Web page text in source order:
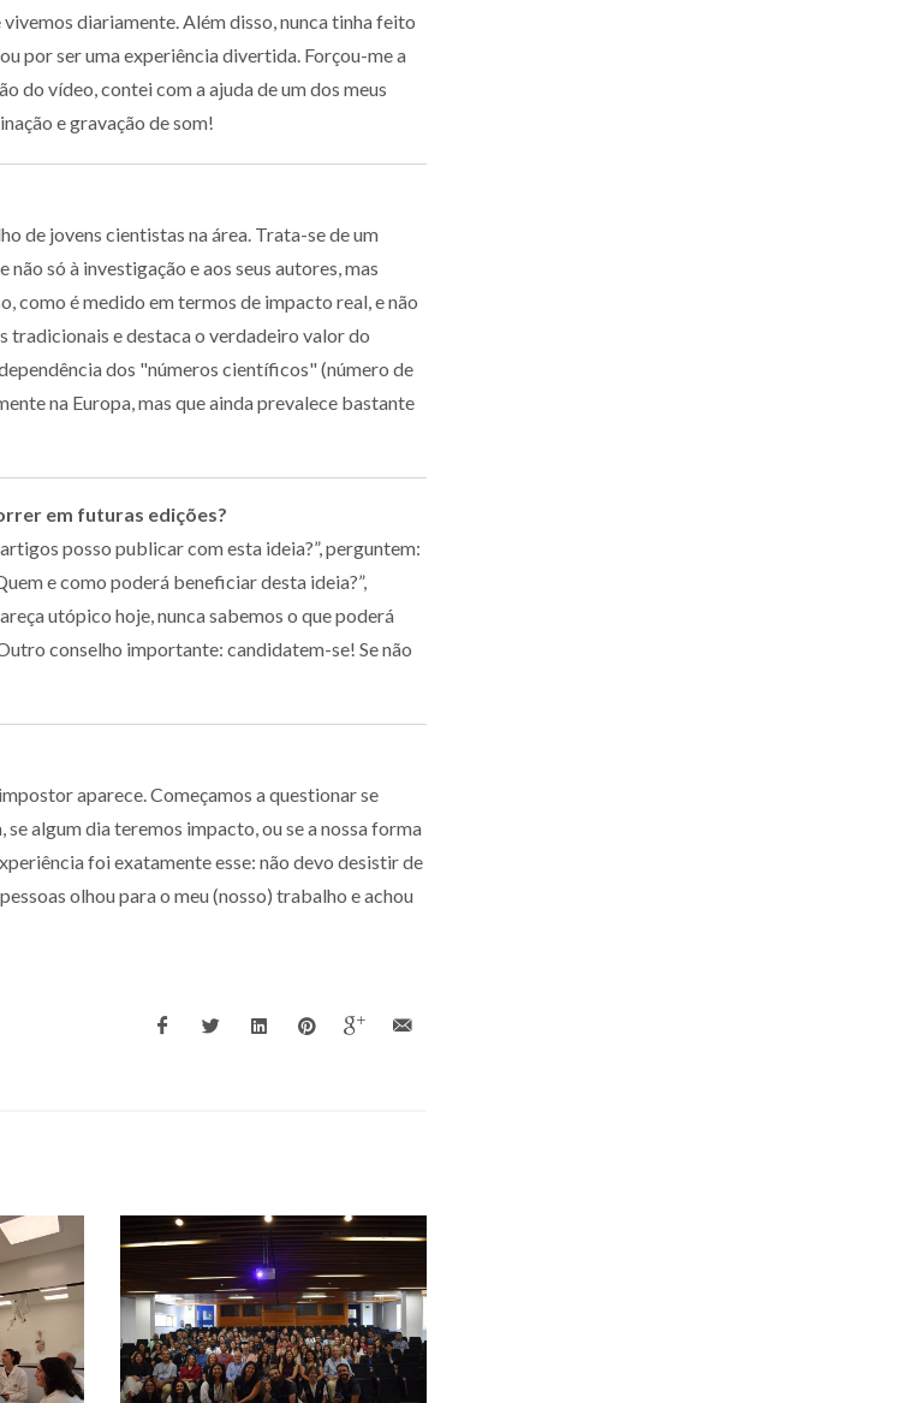
diariamente. Além disso, nunca tinha feito
por ser uma experiência divertida. Forçou-me a
do vídeo, contei com a ajuda de um dos meus
e gravação de som!
de jovens cientistas na área. Trata-se de um
só à investigação e aos seus autores, mas
como é medido em termos de impacto real, e não
e destaca o verdadeiro valor do
dos "números científicos" (número de
na Europa, mas que ainda prevalece bastante
em futuras edições?
posso publicar com esta ideia?”, perguntem:
e como poderá beneficiar desta ideia?”,
utópico hoje, nunca sabemos o que poderá
conselho importante: candidatem-se! Se não
aparece. Começamos a questionar se
algum dia teremos impacto, ou se a nossa forma
foi exatamente esse: não devo desistir de
olhou para o meu (nosso) trabalho e achou